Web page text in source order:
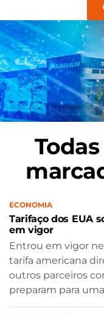
ECONOMIA
Tarifaço dos EUA
em vigor
Entrou em vigor
tarifa americana
outros parceiros
preparam para